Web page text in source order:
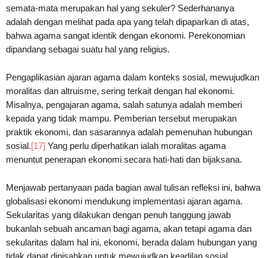
semata-mata merupakan hal yang sekuler? Sederhananya
adalah dengan melihat pada apa yang telah dipaparkan di atas,
bahwa agama sangat identik dengan ekonomi. Perekonomian
dipandang sebagai suatu hal yang religius.
Pengaplikasian ajaran agama dalam konteks sosial, mewujudkan
moralitas dan altruisme, sering terkait dengan hal ekonomi.
Misalnya, pengajaran agama, salah satunya adalah memberi
kepada yang tidak mampu. Pemberian tersebut merupakan
praktik ekonomi, dan sasarannya adalah pemenuhan hubungan
sosial.[17] Yang perlu diperhatikan ialah moralitas agama
menuntut penerapan ekonomi secara hati-hati dan bijaksana.
Menjawab pertanyaan pada bagian awal tulisan refleksi ini, bahwa
globalisasi ekonomi mendukung implementasi ajaran agama.
Sekularitas yang dilakukan dengan penuh tanggung jawab
bukanlah sebuah ancaman bagi agama, akan tetapi agama dan
sekularitas dalam hal ini, ekonomi, berada dalam hubungan yang
tidak dapat dipisahkan untuk mewujudkan keadilan sosial.